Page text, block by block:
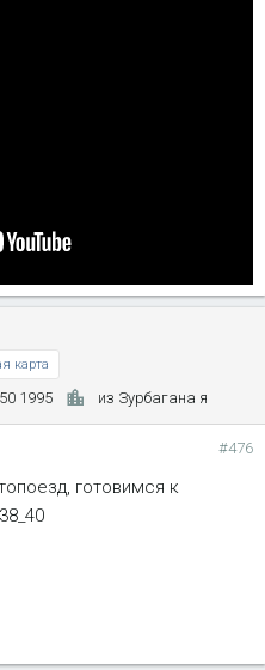
карта
1995 из Зурбагана я
#476
готовимся к